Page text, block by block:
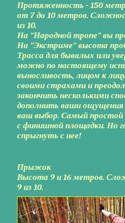
Протяженность - 150
от 7 до 10 метров.
из 10.
На "Народной тропе" вы
На "Экстриме" высота
Трасса для бывалых или
можно по настоящему
выносливость, лицом к
своими страхами и
закончить несколькими
дополнить ваши
ваш выбор. Самый простой
с финишной площадки. Но
спрыгнуть с нее!
Прыжок
Высота 9 и 16 метров.
9 из 10.